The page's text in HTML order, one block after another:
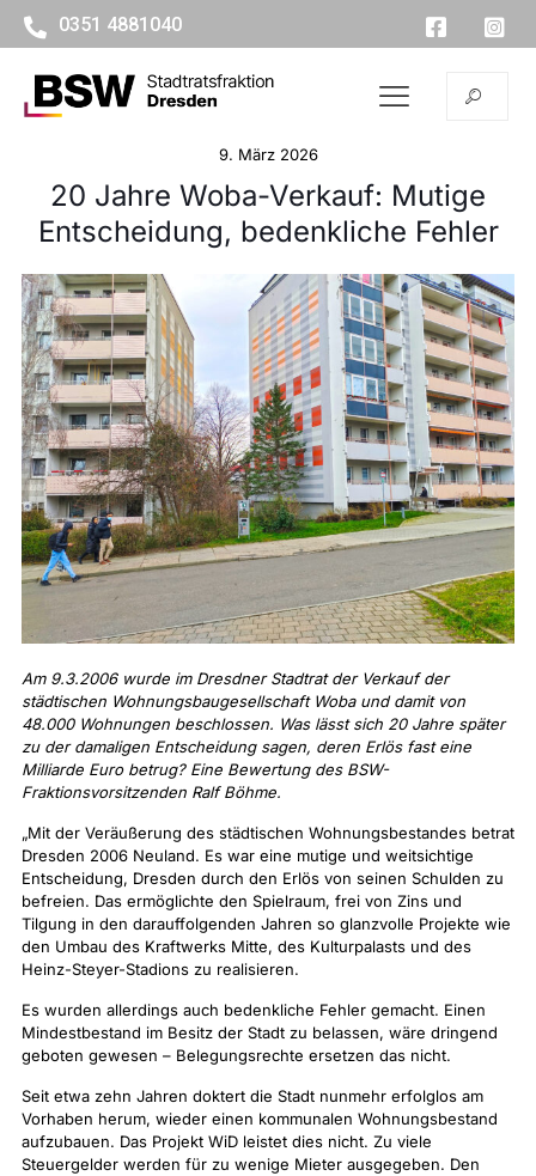
0351 4881040
9. März 2026
20 Jahre Woba-Verkauf: Mutige
Entscheidung, bedenkliche Fehler
Am 9.3.2006 wurde im Dresdner Stadtrat der Verkauf der
städtischen Wohnungsbaugesellschaft Woba und damit von
48.000 Wohnungen beschlossen. Was lässt sich 20 Jahre später
zu der damaligen Entscheidung sagen, deren Erlös fast eine
Milliarde Euro betrug? Eine Bewertung des BSW-
Fraktionsvorsitzenden Ralf Böhme.
„Mit der Veräußerung des städtischen Wohnungsbestandes betrat
Dresden 2006 Neuland. Es war eine mutige und weitsichtige
Entscheidung, Dresden durch den Erlös von seinen Schulden zu
befreien. Das ermöglichte den Spielraum, frei von Zins und
Tilgung in den darauffolgenden Jahren so glanzvolle Projekte wie
den Umbau des Kraftwerks Mitte, des Kulturpalasts und des
Heinz-Steyer-Stadions zu realisieren.
Es wurden allerdings auch bedenkliche Fehler gemacht. Einen
Mindestbestand im Besitz der Stadt zu belassen, wäre dringend
geboten gewesen – Belegungsrechte ersetzen das nicht.
Seit etwa zehn Jahren doktert die Stadt nunmehr erfolglos am
Vorhaben herum, wieder einen kommunalen Wohnungsbestand
aufzubauen. Das Projekt WiD leistet dies nicht. Zu viele
Steuergelder werden für zu wenige Mieter ausgegeben. Den